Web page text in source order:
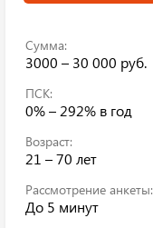
Сумма:
3000 – 30 000 руб.
ПСК:
0% – 292% в год
Возраст:
21 – 70 лет
Рассмотрение анкеты:
До 5 минут